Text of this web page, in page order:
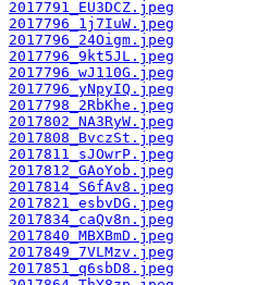
2017791_EU3DCZ.jpeg
2017796_1j7IuW.jpeg
2017796_24Oigm.jpeg
2017796_9kt5JL.jpeg
2017796_wJ110G.jpeg
2017796_yNpyIQ.jpeg
2017798_2RbKhe.jpeg
2017802_NA3RyW.jpeg
2017808_BvczSt.jpeg
2017811_sJOwrP.jpeg
2017812_GAoYob.jpeg
2017814_S6fAv8.jpeg
2017821_esbvDG.jpeg
2017834_caQv8n.jpeg
2017840_MBXBmD.jpeg
2017849_7VLMzv.jpeg
2017851_q6sbD8.jpeg